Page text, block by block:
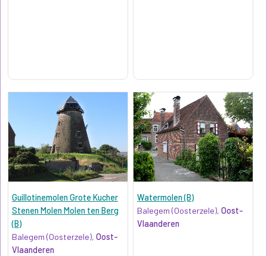
Guillotinemolen Grote Kucher
Stenen Molen Molen ten Berg
(B)
Balegem (Oosterzele), Oost-
Vlaanderen
Watermolen (B)
Balegem (Oosterzele),Oost-
Vlaanderen